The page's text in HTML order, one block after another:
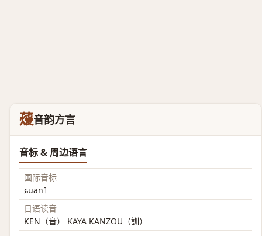
蕿音韵方言
音标 & 周边语言
国际音标
ɕuan˥
日语读音
KEN（音） KAYA KANZOU（訓）